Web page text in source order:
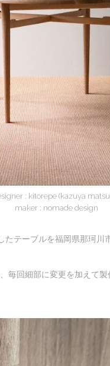
: kitorepe (kazuya
maker : nomade design
たテーブルを福岡県那珂川
毎回細部に変更を加えて